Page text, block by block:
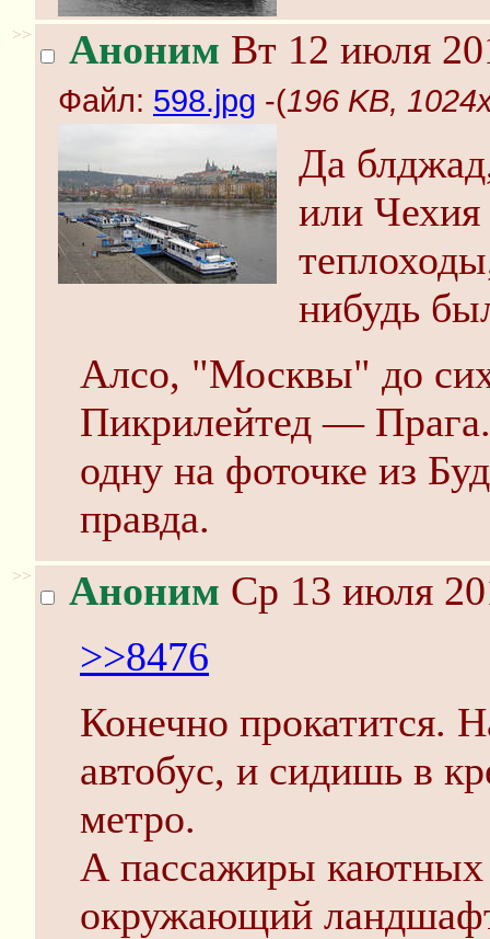
>> Аноним Вт 12 июля
Файл: 598.jpg -(196 KB,
Да
или Чехия
нибудь
Алсо, "Москвы" до
Пикрилейтед —
одну на фоточке из
правда.
>> Аноним Ср 13 июля
>>8476
Конечно прокатится.
автобус, и сидишь в
метро.
А пассажиры каютных
окружающий